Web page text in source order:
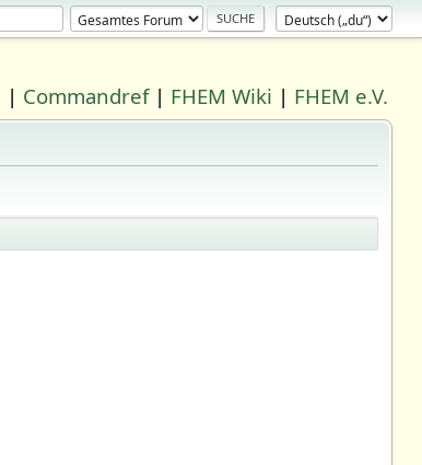
| Commandref| FHEM Wiki | FHEM e.V.